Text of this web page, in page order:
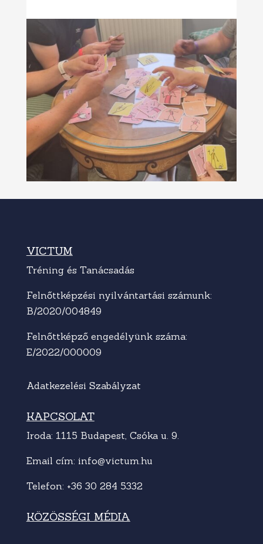
VICTUM
Tréning és Tanácsadás
Felnőttképzési nyilvántartási számunk:
B/2020/004849
Felnőttképző engedélyünk száma:
E/2022/000009
Adatkezelési Szabályzat
KAPCSOLAT
Iroda: 1115 Budapest, Csóka u. 9.
Email cím: info@victum.hu
Telefon: +36 30 284 5332
KÖZÖSSÉGI MÉDIA